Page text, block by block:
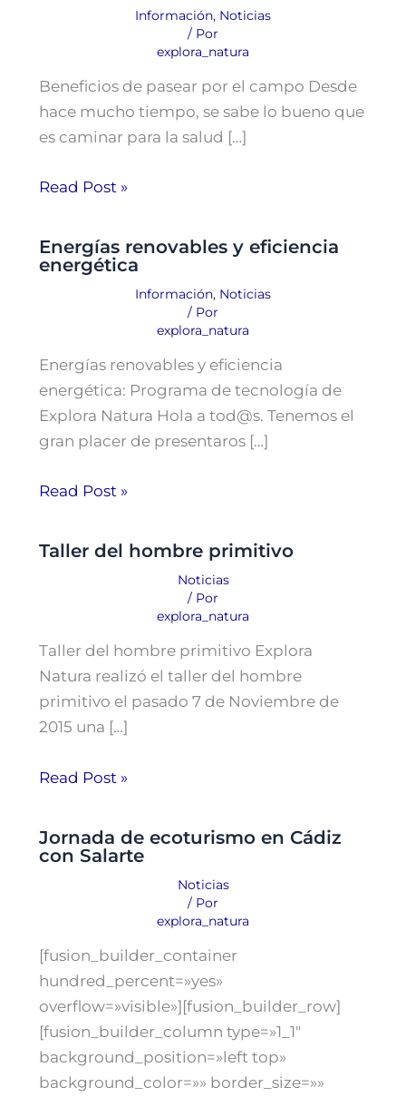
Información, Noticias
/ Por
explora_natura
Beneficios de pasear por el campo Desde
hace mucho tiempo, se sabe lo bueno que
es caminar para la salud […]
Read Post »
Energías renovables y eficiencia
energética
Información, Noticias
/ Por
explora_natura
Energías renovables y eficiencia
energética: Programa de tecnología de
Explora Natura Hola a tod@s. Tenemos el
gran placer de presentaros […]
Read Post »
Taller del hombre primitivo
Noticias
/ Por
explora_natura
Taller del hombre primitivo Explora
Natura realizó el taller del hombre
primitivo el pasado 7 de Noviembre de
2015 una […]
Read Post »
Jornada de ecoturismo en Cádiz
con Salarte
Noticias
/ Por
explora_natura
[fusion_builder_container
hundred_percent=»yes»
overflow=»visible»][fusion_builder_row]
[fusion_builder_column type=»1_1″
background_position=»left top»
background_color=»» border_size=»»